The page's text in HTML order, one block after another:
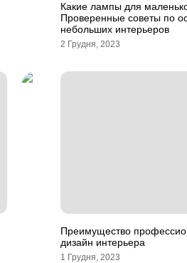
Какие лампы для
Проверенные советы по
небольших интерьеров
2 Грудня, 2023
Преимущество
дизайн интерьера
1 Грудня, 2023